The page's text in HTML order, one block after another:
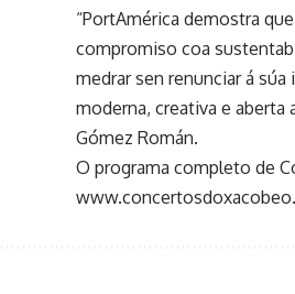
“PortAmérica demostra
compromiso coa
medrar sen renunciar á
moderna, creativa e aberta
Gómez Román.
O programa completo de